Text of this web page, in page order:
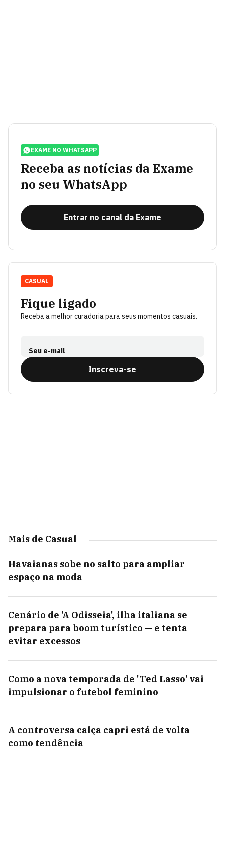
EXAME NO WHATSAPP
Receba as notícias da Exame
no seu WhatsApp
Entrar no canal da Exame
Fique ligado
Receba a melhor curadoria para seus momentos casuais.
Seu e-mail
Inscreva-se
CASUAL
Mais de Casual
Havaianas sobe no salto para ampliar
espaço na moda
Cenário de 'A Odisseia', ilha italiana se
prepara para boom turístico — e tenta
evitar excessos
Como a nova temporada de 'Ted Lasso' vai
impulsionar o futebol feminino
A controversa calça capri está de volta
como tendência